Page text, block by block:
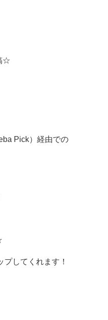
☆
Pick）経由での
プしてくれます！